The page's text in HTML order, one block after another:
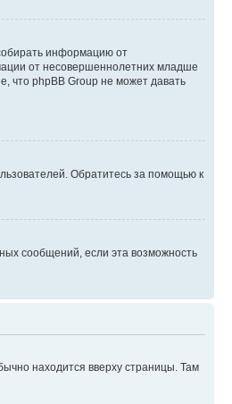
информацию от
от несовершеннолетних младше
что phpBB Group не может давать
Обратитесь за помощью к
сообщений, если эта возможность
находится вверху страницы. Там